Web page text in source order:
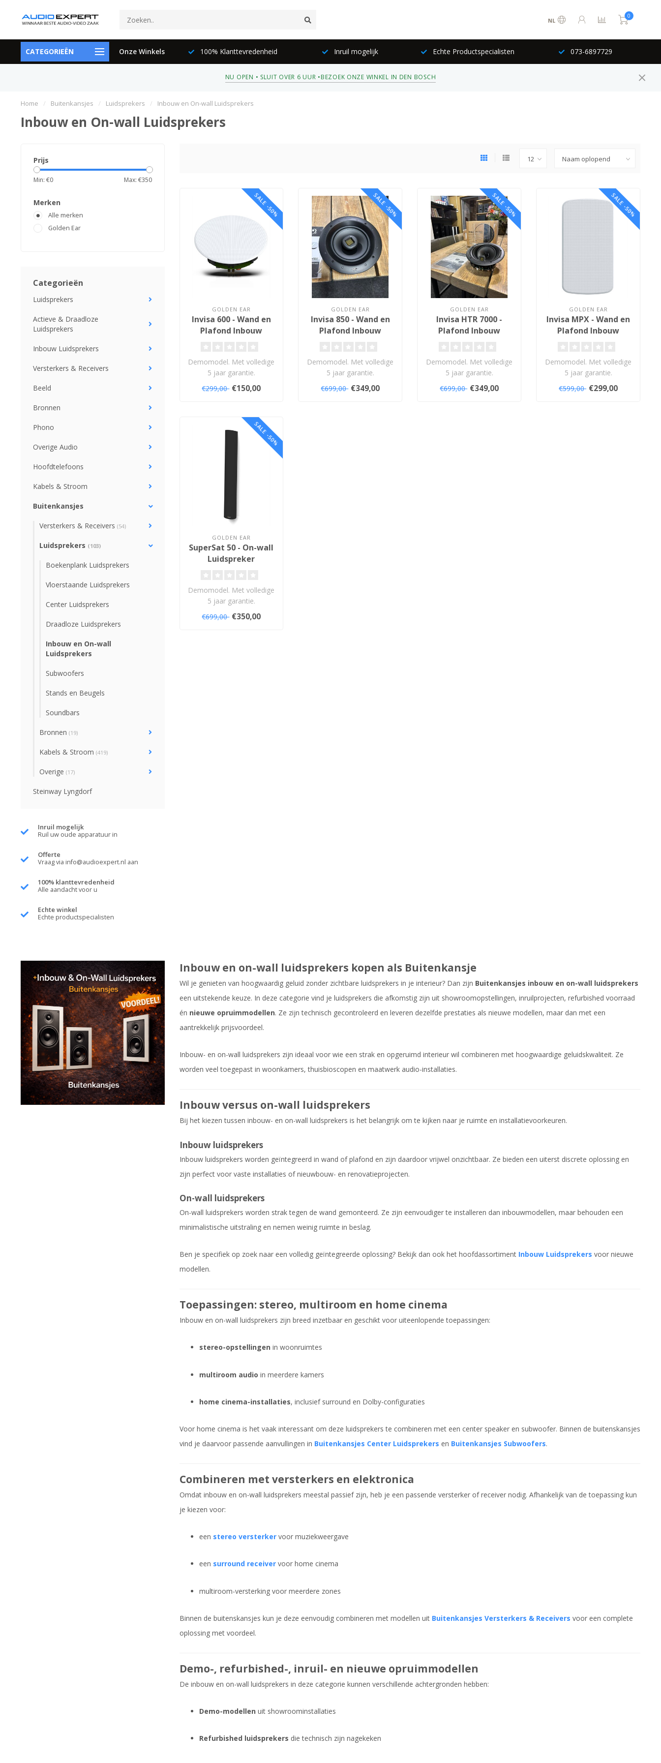
NL
0
CATEGORIEËN Onze Winkels
073-6897729 100% Klanttevredenheid Inruil mogelijk Echte Productspecialisten 073-6897729
NU OPEN • SLUIT OVER 6 UUR •BEZOEK ONZE WINKEL IN DEN BOSCH
Home / Buitenkansjes / Luidsprekers / Inbouw en On-wall Luidsprekers
Inbouw en On-wall Luidsprekers
Prijs
Min: €0 Max: €350
Merken
Alle merken
Golden Ear
Categorieën
Luidsprekers
Actieve & Draadloze
Luidsprekers
Inbouw Luidsprekers
Versterkers & Receivers
Beeld
Bronnen
Phono
Overige Audio
Hoofdtelefoons
Kabels & Stroom
Buitenkansjes
Versterkers & Receivers (54)
Luidsprekers (103)
Boekenplank Luidsprekers
Vloerstaande Luidsprekers
Center Luidsprekers
Draadloze Luidsprekers
Inbouw en On-wall
Luidsprekers
Subwoofers
Stands en Beugels
Soundbars
Bronnen (19)
Kabels & Stroom (419)
Overige (17)
Steinway Lyngdorf
Inruil mogelijk
Ruil uw oude apparatuur in
Offerte
Vraag via info@audioexpert.nl aan
100% klanttevredenheid
Alle aandacht voor u
Echte winkel
Echte productspecialisten
SALE -50%
GOLDEN EAR
Invisa 600 - Wand en
Plafond Inbouw
Demomodel. Met volledige
5 jaar garantie.
€299,00 €150,00
SALE -50%
GOLDEN EAR
Invisa 850 - Wand en
Plafond Inbouw
Demomodel. Met volledige
5 jaar garantie.
€699,00 €349,00
SALE -50%
GOLDEN EAR
Invisa HTR 7000 -
Plafond Inbouw
Demomodel. Met volledige
5 jaar garantie.
€699,00 €349,00
SALE -50%
GOLDEN EAR
Invisa MPX - Wand en
Plafond Inbouw
Demomodel. Met volledige
5 jaar garantie.
€599,00 €299,00
SALE -50%
GOLDEN EAR
SuperSat 50 - On-wall
Luidspreker
Demomodel. Met volledige
5 jaar garantie.
€699,00 €350,00
Inbouw en on-wall luidsprekers kopen als Buitenkansje
Wil je genieten van hoogwaardig geluid zonder zichtbare luidsprekers in je interieur? Dan zijn Buitenkansjes inbouw en on-wall luidsprekers
een uitstekende keuze. In deze categorie vind je luidsprekers die afkomstig zijn uit showroomopstellingen, inruilprojecten, refurbished voorraad
én nieuwe opruimmodellen. Ze zijn technisch gecontroleerd en leveren dezelfde prestaties als nieuwe modellen, maar dan met een
aantrekkelijk prijsvoordeel.
Inbouw- en on-wall luidsprekers zijn ideaal voor wie een strak en opgeruimd interieur wil combineren met hoogwaardige geluidskwaliteit. Ze
worden veel toegepast in woonkamers, thuisbioscopen en maatwerk audio-installaties.
Inbouw versus on-wall luidsprekers
Bij het kiezen tussen inbouw- en on-wall luidsprekers is het belangrijk om te kijken naar je ruimte en installatievoorkeuren.
Inbouw luidsprekers
Inbouw luidsprekers worden geïntegreerd in wand of plafond en zijn daardoor vrijwel onzichtbaar. Ze bieden een uiterst discrete oplossing en
zijn perfect voor vaste installaties of nieuwbouw- en renovatieprojecten.
On-wall luidsprekers
On-wall luidsprekers worden strak tegen de wand gemonteerd. Ze zijn eenvoudiger te installeren dan inbouwmodellen, maar behouden een
minimalistische uitstraling en nemen weinig ruimte in beslag.
Ben je specifiek op zoek naar een volledig geïntegreerde oplossing? Bekijk dan ook het hoofdassortiment Inbouw Luidsprekers voor nieuwe
modellen.
Toepassingen: stereo, multiroom en home cinema
Inbouw en on-wall luidsprekers zijn breed inzetbaar en geschikt voor uiteenlopende toepassingen:
stereo-opstellingen in woonruimtes
multiroom audio in meerdere kamers
home cinema-installaties, inclusief surround en Dolby-configuraties
Voor home cinema is het vaak interessant om deze luidsprekers te combineren met een center speaker en subwoofer. Binnen de buitenskansjes
vind je daarvoor passende aanvullingen in Buitenkansjes Center Luidsprekers en Buitenkansjes Subwoofers.
Combineren met versterkers en elektronica
Omdat inbouw en on-wall luidsprekers meestal passief zijn, heb je een passende versterker of receiver nodig. Afhankelijk van de toepassing kun
je kiezen voor:
een stereo versterkervoor muziekweergave
een surround receivervoor home cinema
multiroom-versterking voor meerdere zones
Binnen de buitenskansjes kun je deze eenvoudig combineren met modellen uit Buitenkansjes Versterkers & Receivers voor een complete
oplossing met voordeel.
Demo-, refurbished-, inruil- en nieuwe opruimmodellen
De inbouw en on-wall luidsprekers in deze categorie kunnen verschillende achtergronden hebben:
Demo-modellen uit showroominstallaties
Refurbished luidsprekers die technisch zijn nagekeken